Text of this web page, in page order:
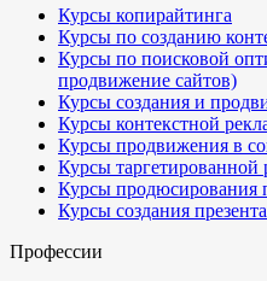
Курсы копирайтинга
Курсы по созданию
Курсы по поисковой
продвижение сайтов)
Курсы создания и
Курсы контекстной
Курсы продвижения в
Курсы таргетированной
Курсы продюсирования
Курсы создания
Профессии